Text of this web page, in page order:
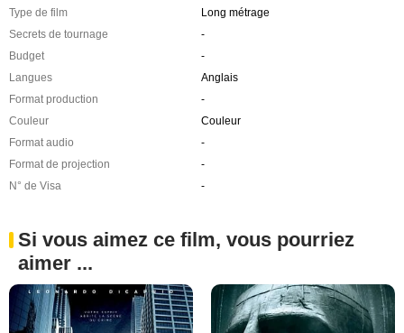
Type de film
Long métrage
Secrets de tournage
-
Budget
-
Langues
Anglais
Format production
-
Couleur
Couleur
Format audio
-
Format de projection
-
N° de Visa
-
Si vous aimez ce film, vous pourriez
aimer ...